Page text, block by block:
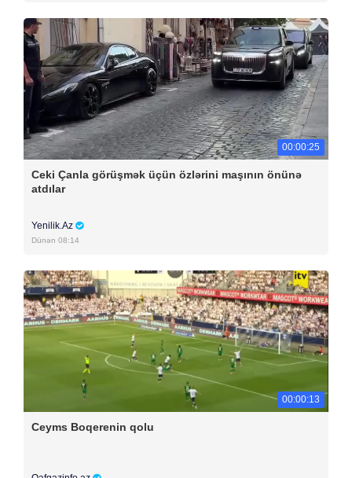
00:00:25
Ceki Çanla görüşmək üçün özlərini maşının önünə
atdılar
Yenilik.Az
Dünən 08:14
00:00:13
Ceyms Boqerenin qolu